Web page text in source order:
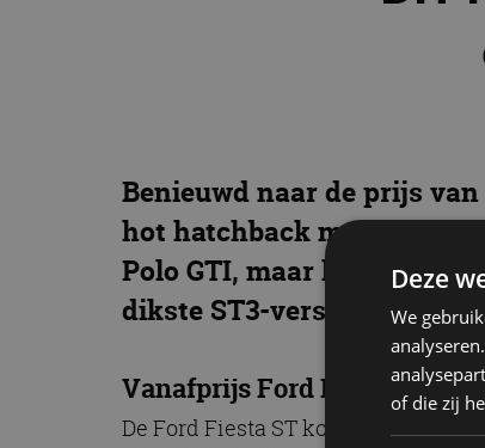
Benieuwd naar de prijs
hot hatchback met 200 pk
Polo GTI, maar heeft wel
dikste ST3-versie levert.
Vanafprijs Ford Fiesta ST:
De Ford Fiesta ST kost in
Deze
We
of die zij